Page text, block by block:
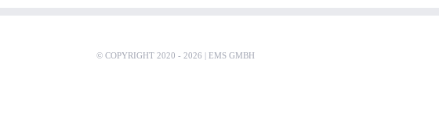
© COPYRIGHT 2020 - 2026 | EMS GMBH